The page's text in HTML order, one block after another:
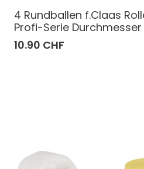
4 Rundballen f.Claas
Profi-Serie
10.90 CHF